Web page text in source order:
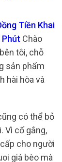
Tiền Khai
Phút Chào
tôi, chỗ
sản phẩm
hài hòa và
có thể bỏ
Vì cố gắng,
cho người
giá bèo mà